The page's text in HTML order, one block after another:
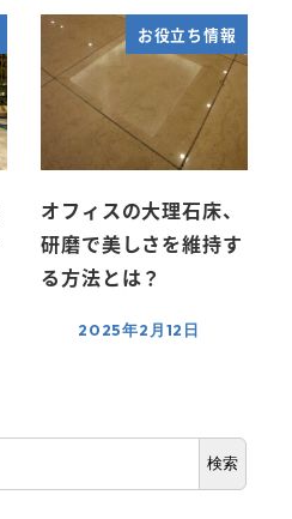
お役立ち情報
オフィスの大理石床、
研磨で美しさを維持す
る方法とは？
2025年2月12日
検索